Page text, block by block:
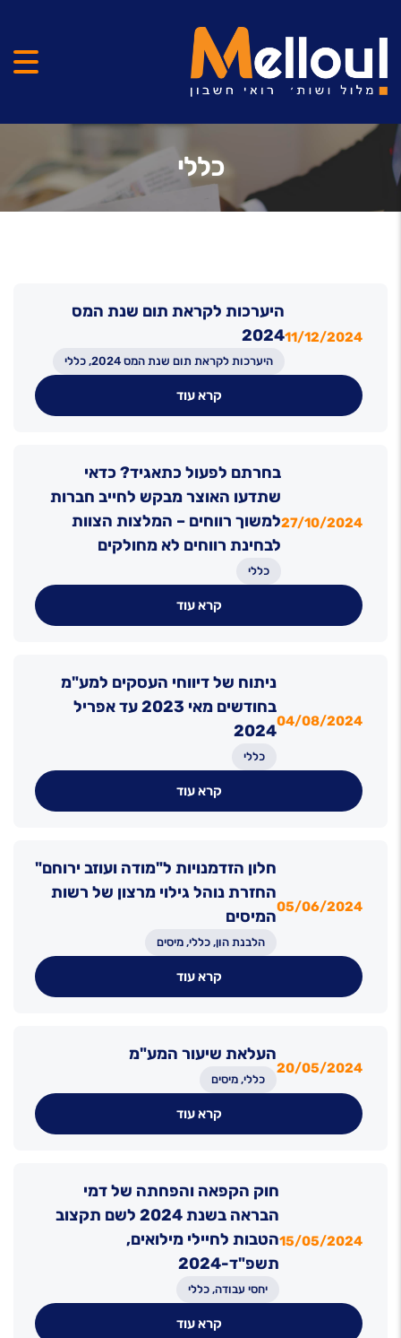
כללי
11/12/2024
היערכות לקראת תום שנת המס
2024
היערכות לקראת תום שנת המס 2024, כללי
קרא עוד
27/10/2024
בחרתם לפעול כתאגיד? כדאי
שתדעו האוצר מבקש לחייב חברות
למשוך רווחים – המלצות הצוות
לבחינת רווחים לא מחולקים
כללי
קרא עוד
04/08/2024
ניתוח של דיווחי העסקים למע"מ
בחודשים מאי 2023 עד אפריל
2024
כללי
קרא עוד
05/06/2024
חלון הזדמנויות ל"מודה ועוזב ירוחם"
החזרת נוהל גילוי מרצון של רשות
המיסים
הלבנת הון, כללי, מיסים
קרא עוד
20/05/2024
העלאת שיעור המע"מ
כללי, מיסים
קרא עוד
15/05/2024
חוק הקפאה והפחתה של דמי
הבראה בשנת 2024 לשם תקצוב
הטבות לחיילי מילואים,
תשפ"ד-2024
יחסי עבודה, כללי
קרא עוד